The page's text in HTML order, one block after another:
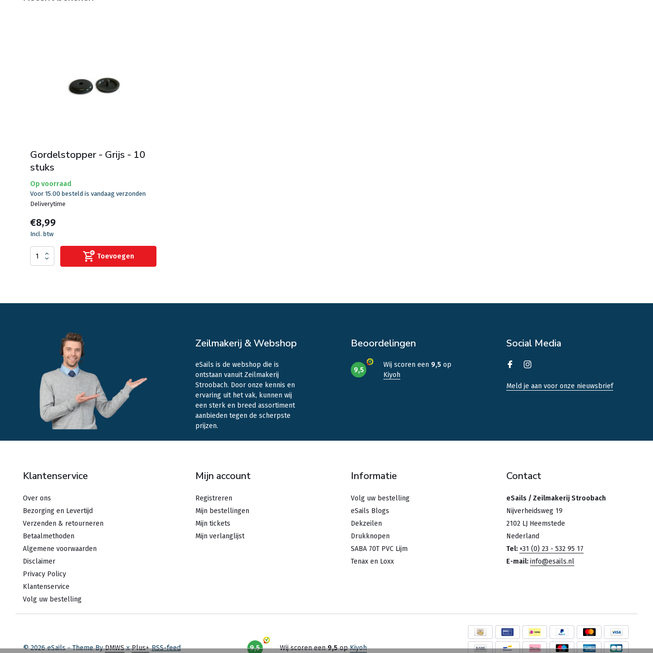
Gordelstopper - Grijs - 10
stuks
Op voorraad
Voor 15.00 besteld is vandaag verzonden
Deliverytime
€8,99
Incl. btw
Toevoegen
Zeilmakerij & Webshop
eSails is de webshop die is
ontstaan vanuit Zeilmakerij
Stroobach. Door onze kennis en
ervaring uit het vak, kunnen wij
een sterk en breed assortiment
aanbieden tegen de scherpste
prijzen.
Beoordelingen
9,5
Wij scoren een 9,5 op
Kiyoh
Social Media
Meld je aan voor onze nieuwsbrief
Klantenservice
Over ons
Bezorging en Levertijd
Verzenden & retourneren
Betaalmethoden
Algemene voorwaarden
Disclaimer
Privacy Policy
Klantenservice
Volg uw bestelling
Mijn account
Registreren
Mijn bestellingen
Mijn tickets
Mijn verlanglijst
Informatie
Volg uw bestelling
eSails Blogs
Dekzeilen
Drukknopen
SABA 70T PVC Lijm
Tenax en Loxx
Contact
eSails / Zeilmakerij Stroobach
Nijverheidsweg 19
2102 LJ Heemstede
Nederland
Tel: +31 (0) 23 - 532 95 17
E-mail: info@esails.nl
© 2026 eSails - Theme ByDMWSxPlus+ RSS-feed 9,5 Wij scoren een9,5opKiyoh